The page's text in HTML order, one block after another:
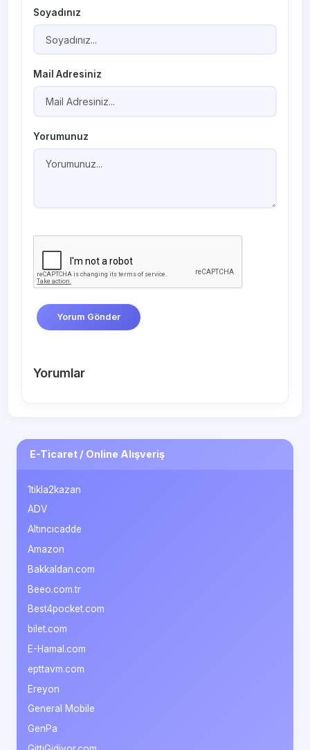
Soyadınız
Mail Adresiniz
Yorumunuz
Yorum Gönder
Yorumlar
E-Ticaret / Online Alışveriş
1tikla2kazan
ADV
Altıncıcadde
Amazon
Bakkaldan.com
Beeo.com.tr
Best4pocket.com
bilet.com
E-Hamal.com
epttavm.com
Ereyon
General Mobile
GenPa